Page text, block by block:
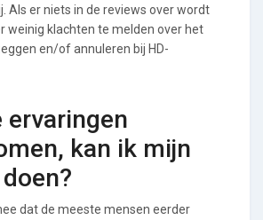
Als er niets in de reviews over wordt
weinig klachten te melden over het
en/of annuleren bij HD-
ervaringen
kan ik mijn
dat de meeste mensen eerder